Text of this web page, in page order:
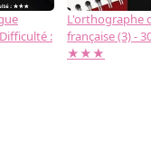
:
L'orthographe
française (3) -
★★★